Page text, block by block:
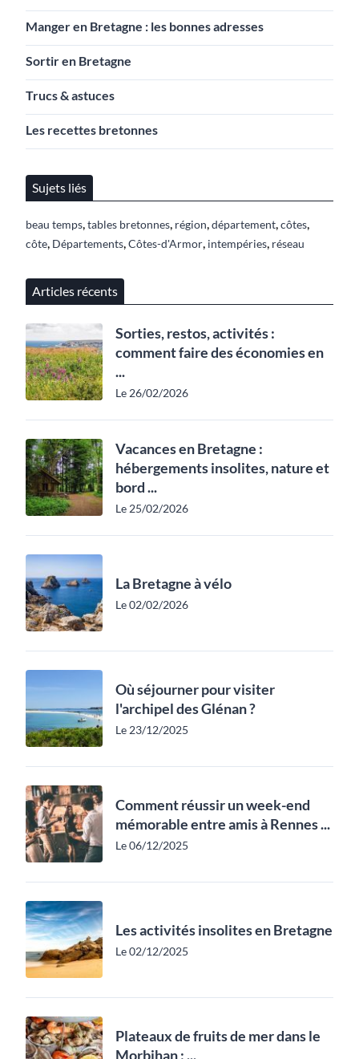
Manger en Bretagne : les bonnes adresses
Sortir en Bretagne
Trucs & astuces
Les recettes bretonnes
Sujets liés
beau temps tables bretonnes région département côtes
côte Départements Côtes-d'Armor intempéries réseau
Articles récents
Sorties, restos, activités :
comment faire des économies en
...
Le 26/02/2026
Vacances en Bretagne :
hébergements insolites, nature et
bord ...
Le 25/02/2026
La Bretagne à vélo
Le 02/02/2026
Où séjourner pour visiter
l'archipel des Glénan ?
Le 23/12/2025
Comment réussir un week-end
mémorable entre amis à Rennes ...
Le 06/12/2025
Les activités insolites en Bretagne
Le 02/12/2025
Plateaux de fruits de mer dans le
Morbihan : ...